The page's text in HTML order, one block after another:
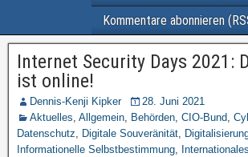
Kommentare abonnieren
Internet Security Days 2021:
ist online!
Dennis-Kenji Kipker
28. Juni 2021
Aktuelles, Allgemein, Behörden, CIO-Bund,
Datenschutz, Digitale Souveränität,
Informationelle Selbstbestimmung, Internationales